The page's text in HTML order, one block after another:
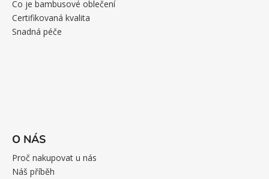
Co je bambusové oblečení
Certifikovaná kvalita
Snadná péče
O NÁS
Proč nakupovat u nás
Náš příběh